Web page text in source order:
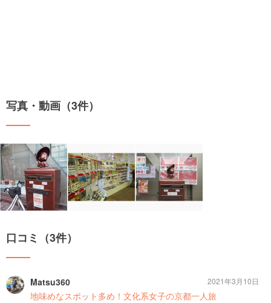
写真・動画（3件）
口コミ（3件）
Matsu360
地味めなスポット多め！文化系女子の京都一人旅
2021年3月10日